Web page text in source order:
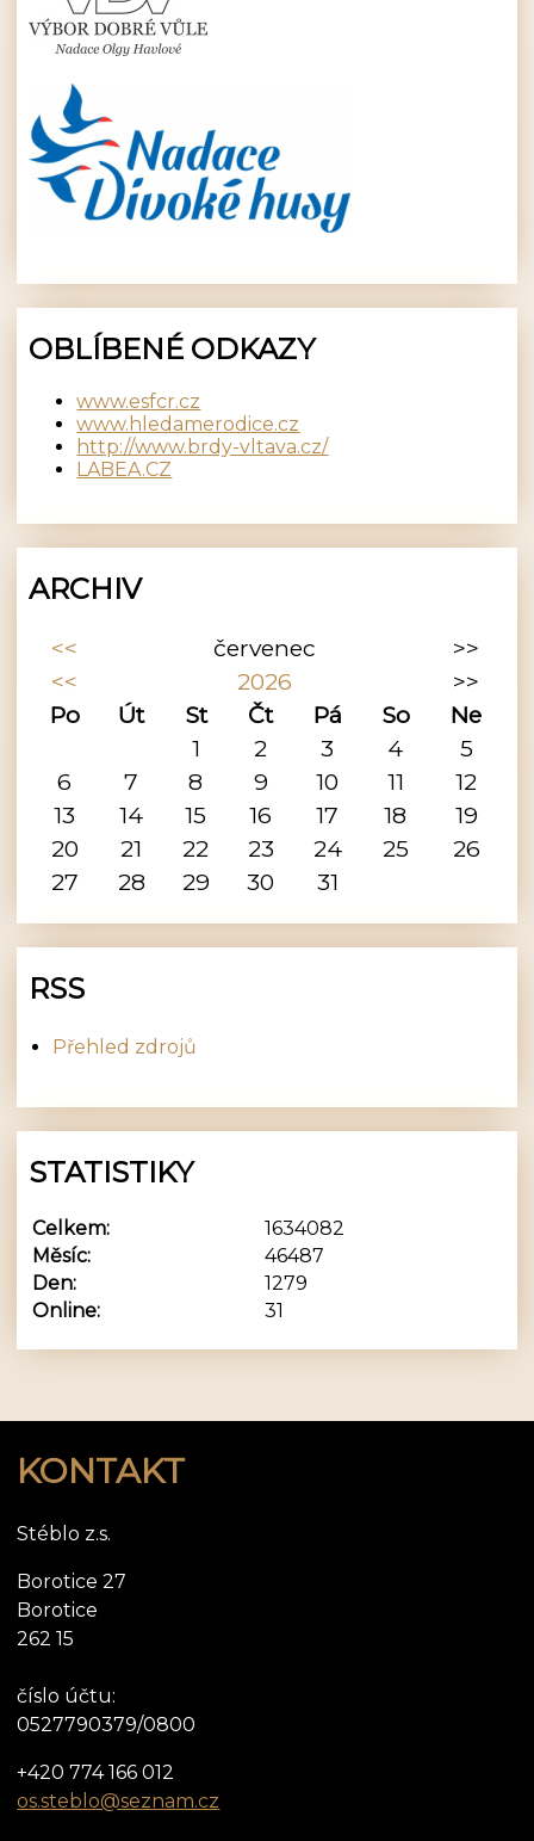
OBLÍBENÉ ODKAZY
www.esfcr.cz
www.hledamerodice.cz
http://www.brdy-vltava.cz/
LABEA.CZ
ARCHIV
<< červenec
>>
<<
2026
>>
Po
Út St Čt Pá So
Ne
1
2 3 4
5
6
7 8 9 10 11
12
13
14 15 16 17 18
19
20
21 22 23 24 25
26
27
28 29 30 31
RSS
Přehled zdrojů
STATISTIKY
Online: 31
Celkem:
1634082
Měsíc:
46487
Den:
1279
KONTAKT
Stéblo z.s.
Borotice 27
Borotice
262 15
číslo účtu:
0527790379/0800
+420 774 166 012
os.steblo@seznam.cz